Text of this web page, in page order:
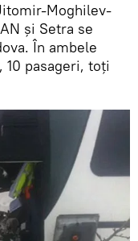
Moghilev-
și Setra se
În ambele
pasageri, toți